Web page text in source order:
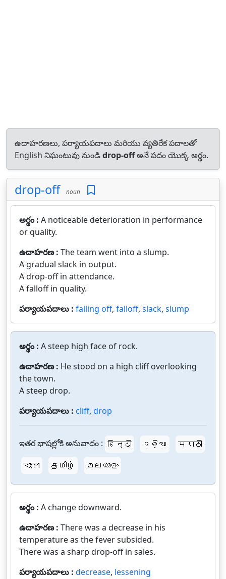
ఉదాహరణలు, పర్యాయపదాలు మరియు వ్యతిరేక పదాలతో
English నిఘంటువు నుండిdrop-offఅనే పదం యొక్క అర్థం.
drop-off noun
అర్థం : A noticeable deterioration in performance
or quality.
ఉదాహరణ : The team went into a slump.
A gradual slack in output.
A drop-off in attendance.
A falloff in quality.
పర్యాయపదాలు : falling off, falloff, slack, slump
అర్థం : A steep high face of rock.
ఉదాహరణ : He stood on a high cliff overlooking
the town.
A steep drop.
పర్యాయపదాలు : cliff, drop
ఇతర భాషల్లోకి అనువాదం : हिन्दी ଓଡ଼ିଆ
मराठी
বাংলা
தமிழ் മലയാളം
అర్థం : A change downward.
ఉదాహరణ : There was a decrease in his
temperature as the fever subsided.
There was a sharp drop-off in sales.
పర్యాయపదాలు : decrease, lessening